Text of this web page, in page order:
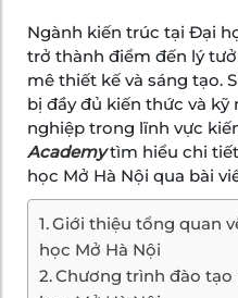
Ngành kiến trúc tại Đại
trở thành điểm đến lý
mê thiết kế và sáng tạo.
bị đầy đủ kiến thức và
nghiệp trong lĩnh vực
Academytìm hiểu chi
học Mở Hà Nội qua bài
Giới thiệu tổng quan
học Mở Hà Nội
Chương trình đào